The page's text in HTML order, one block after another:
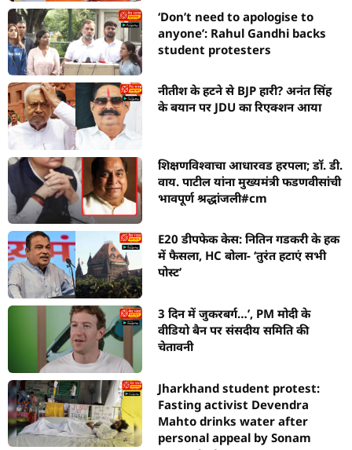
‘Don’t need to apologise to
anyone’: Rahul Gandhi backs
student protesters
नीतीश के हटने से BJP हारी? अनंत सिंह
के बयान पर JDU का रिएक्शन आया
शिक्षणविश्वाचा आधारवड हरपला; डॉ. डी.
वाय. पाटील यांना मुख्यमंत्री फडणवीसांची
भावपूर्ण श्रद्धांजली#cm
E20 डीपफेक केस: नितिन गडकरी के हक
में फैसला, HC बोला- ‘तुरंत हटाएं सभी
पोस्ट’
3 दिन में जुकरबर्ग…’, PM मोदी के
वीडियो बैन पर संसदीय समिति की
चेतावनी
Jharkhand student protest:
Fasting activist Devendra
Mahto drinks water after
personal appeal by Sonam